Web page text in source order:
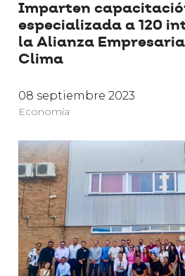
Imparten
especializada a 120
la Alianza
Clima
08 septiembre 2023
Economía